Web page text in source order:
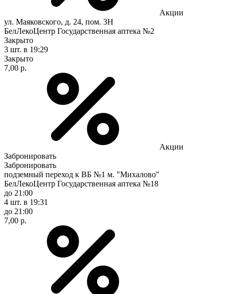
Акции
ул. Маяковского, д. 24, пом. 3Н
БелЛекоЦентр Государственная аптека №2
Закрыто
3 шт. в 19:29
Закрыто
7,00 р.
Акции
Забронировать
Забронировать
подземный переход к ВБ №1 м. "Михалово"
БелЛекоЦентр Государственная аптека №18
до 21:00
4 шт. в 19:31
до 21:00
7,00 р.